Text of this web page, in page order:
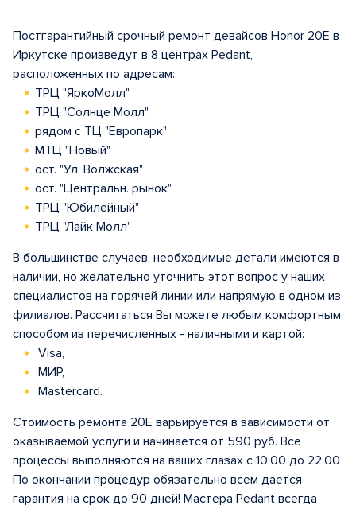
Постгарантийный срочный ремонт девайсов Honor 20E в
Иркутске произведут в 8 центрах Pedant,
расположенных по адресам::
ТРЦ "ЯркоМолл"
ТРЦ "Солнце Молл"
рядом с ТЦ "Европарк"
МТЦ "Новый"
ост. "Ул. Волжская"
ост. "Центральн. рынок"
ТРЦ "Юбилейный"
ТРЦ "Лайк Молл"
В большинстве случаев, необходимые детали имеются в
наличии, но желательно уточнить этот вопрос у наших
специалистов на горячей линии или напрямую в одном из
филиалов. Рассчитаться Вы можете любым комфортным
способом из перечисленных - наличными и картой:
Visa,
МИР,
Mastercard.
Стоимость ремонта 20E варьируется в зависимости от
оказываемой услуги и начинается от 590 руб. Все
процессы выполняются на ваших глазах с 10:00 до 22:00
По окончании процедур обязательно всем дается
гарантия на срок до 90 дней! Мастера Pedant всегда